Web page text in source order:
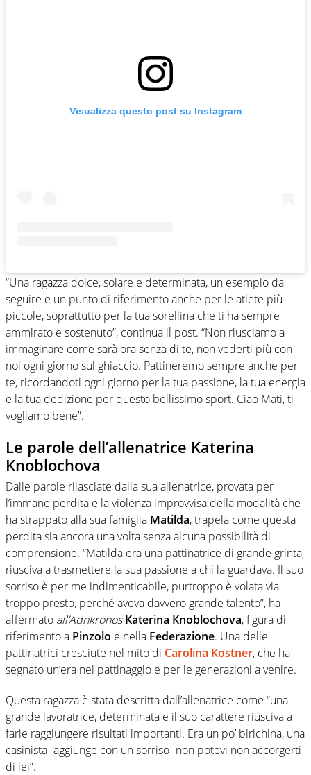
Visualizza questo post su Instagram
“Una ragazza dolce, solare e determinata, un esempio da
seguire e un punto di riferimento anche per le atlete più
piccole, soprattutto per la tua sorellina che ti ha sempre
ammirato e sostenuto”, continua il post. “Non riusciamo a
immaginare come sarà ora senza di te, non vederti più con
noi ogni giorno sul ghiaccio. Pattineremo sempre anche per
te, ricordandoti ogni giorno per la tua passione, la tua energia
e la tua dedizione per questo bellissimo sport. Ciao Mati, ti
vogliamo bene”.
Le parole dell’allenatrice Katerina
Knoblochova
Dalle parole rilasciate dalla sua allenatrice, provata per
l’immane perdita e la violenza improvvisa della modalità che
ha strappato alla sua famiglia Matilda, trapela come questa
perdita sia ancora una volta senza alcuna possibilità di
comprensione. “Matilda era una pattinatrice di grande grinta,
riusciva a trasmettere la sua passione a chi la guardava. Il suo
sorriso è per me indimenticabile, purtroppo è volata via
troppo presto, perché aveva davvero grande talento”, ha
affermato all’Adnkronos Katerina Knoblochova, figura di
riferimento a Pinzolo e nella Federazione. Una delle
pattinatrici cresciute nel mito di Carolina Kostner, che ha
segnato un’era nel pattinaggio e per le generazioni a venire.
Questa ragazza è stata descritta dall’allenatrice come “una
grande lavoratrice, determinata e il suo carattere riusciva a
farle raggiungere risultati importanti. Era un po’ birichina, una
casinista -aggiunge con un sorriso- non potevi non accorgerti
di lei”.